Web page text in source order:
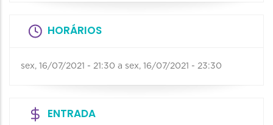
HORÁRIOS
sex, 16/07/2021 - 21:30 a sex, 16/07/2021 - 23:30
ENTRADA